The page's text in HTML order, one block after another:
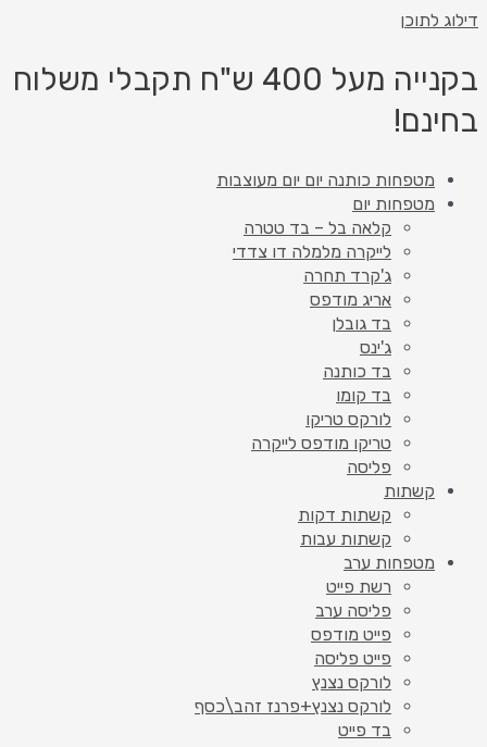
דילוג לתוכן
בקנייה מעל 400 ש"ח תקבלי משלוח
בחינם!
מטפחות כותנה יום יום מעוצבות
מטפחות יום
קלאה בל – בד טטרה
לייקרה מלמלה דו צדדי
ג'קרד תחרה
אריג מודפס
בד גובלן
ג'ינס
בד כותנה
בד קומו
לורקס טריקו
טריקו מודפס לייקרה
פליסה
קשתות
קשתות דקות
קשתות עבות
מטפחות ערב
רשת פייט
פליסה ערב
פייט מודפס
פייט פליסה
לורקס נצנץ
לורקס נצנץ+פרנז זהב\כסף
בד פייט